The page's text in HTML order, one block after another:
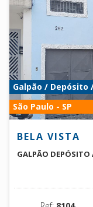
Galpão / Depósito
São Paulo - SP
BELA VISTA
GALPÃO DEPÓSITO